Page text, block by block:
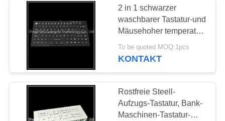
FORDERN
ZITAT
2 in 1 schwarzer
waschbarer Tastatur-und
Mäusehoher temperatur
beständig
To be quoted MOQ:1pcs
KONTAKT
Rostfreie Steell-
Aufzugs-Tastatur, Bank-
Maschinen-Tastatur-